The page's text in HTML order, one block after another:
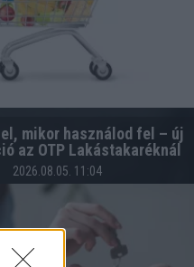
mikor használod fel – új
az OTP Lakástakaréknál
2026.08.05. 11:04